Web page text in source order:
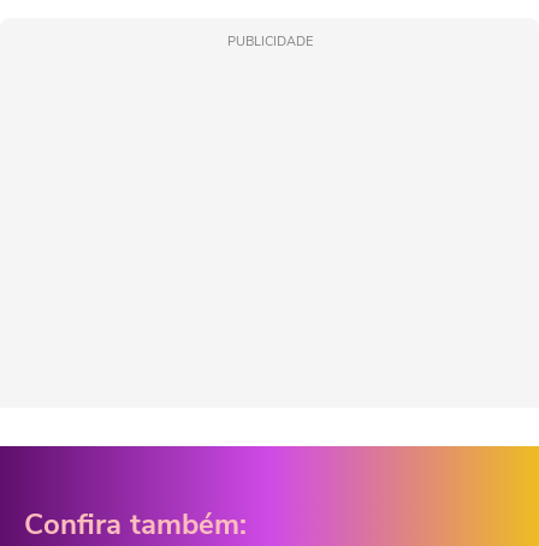
PUBLICIDADE
Confira também: